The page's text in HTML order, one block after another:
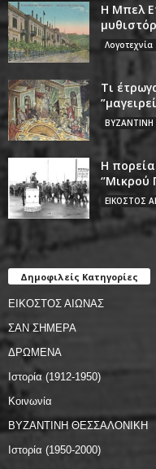
Η Μπελ
Λογοτεχνία
Τι
ΒΥΖΑΝΤΙΝΗ
Η
ΕΙΚΟΣΤΟΣ
Δημοφιλείς Κατηγορίες
ΕΙΚΟΣΤΟΣ ΑΙΩΝΑΣ
ΣΑΝ ΣΗΜΕΡΑ
ΔΡΩΜΕΝΑ
Ιστορία (1912-1950)
Κοινωνία
ΒΥΖΑΝΤΙΝΗ ΘΕΣΣΑΛΟΝΙΚΗ
Ιστορία (1950-2000)